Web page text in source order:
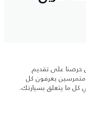
حرصنا على تقديم
يعرفون كل
ما يتعلق بسيارتك.